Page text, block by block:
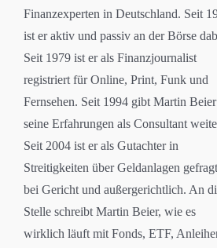
Finanzexperten in Deutschland. Seit
ist er aktiv und passiv an der Börse
Seit 1979 ist er als Finanzjournalist
registriert für Online, Print, Funk und
Fernsehen. Seit 1994 gibt Martin Beier
seine Erfahrungen als Consultant
Seit 2004 ist er als Gutachter in
Streitigkeiten über Geldanlagen
bei Gericht und außergerichtlich. An
Stelle schreibt Martin Beier, wie es
wirklich läuft mit Fonds, ETF,